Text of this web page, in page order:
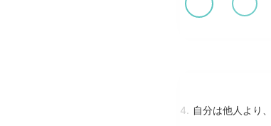
4. 自分は他人より